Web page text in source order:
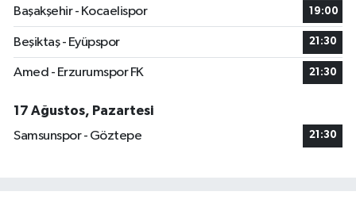
Başakşehir - Kocaelispor
19:00
Beşiktaş - Eyüpspor 21:30
Amed - Erzurumspor FK 21:30
17 Ağustos, Pazartesi
Samsunspor - Göztepe
21:30